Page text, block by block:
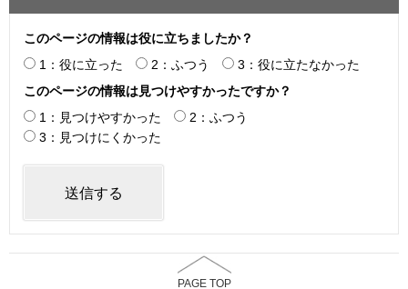
このページの情報は役に立ちましたか？
1：役に立った
2：ふつう
3：役に立たなかった
このページの情報は見つけやすかったですか？
1：見つけやすかった
2：ふつう
3：見つけにくかった
PAGE TOP